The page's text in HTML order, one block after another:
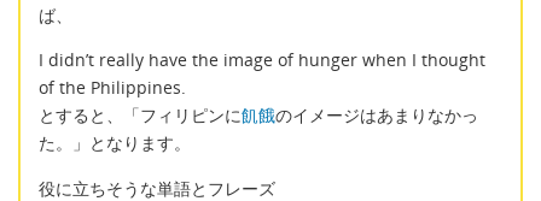
ば、
I didn’t really have the image of hunger when I thought
of the Philippines.
とすると、「フィリピンに飢餓のイメージはあまりなかっ
た。」となります。
役に立ちそうな単語とフレーズ